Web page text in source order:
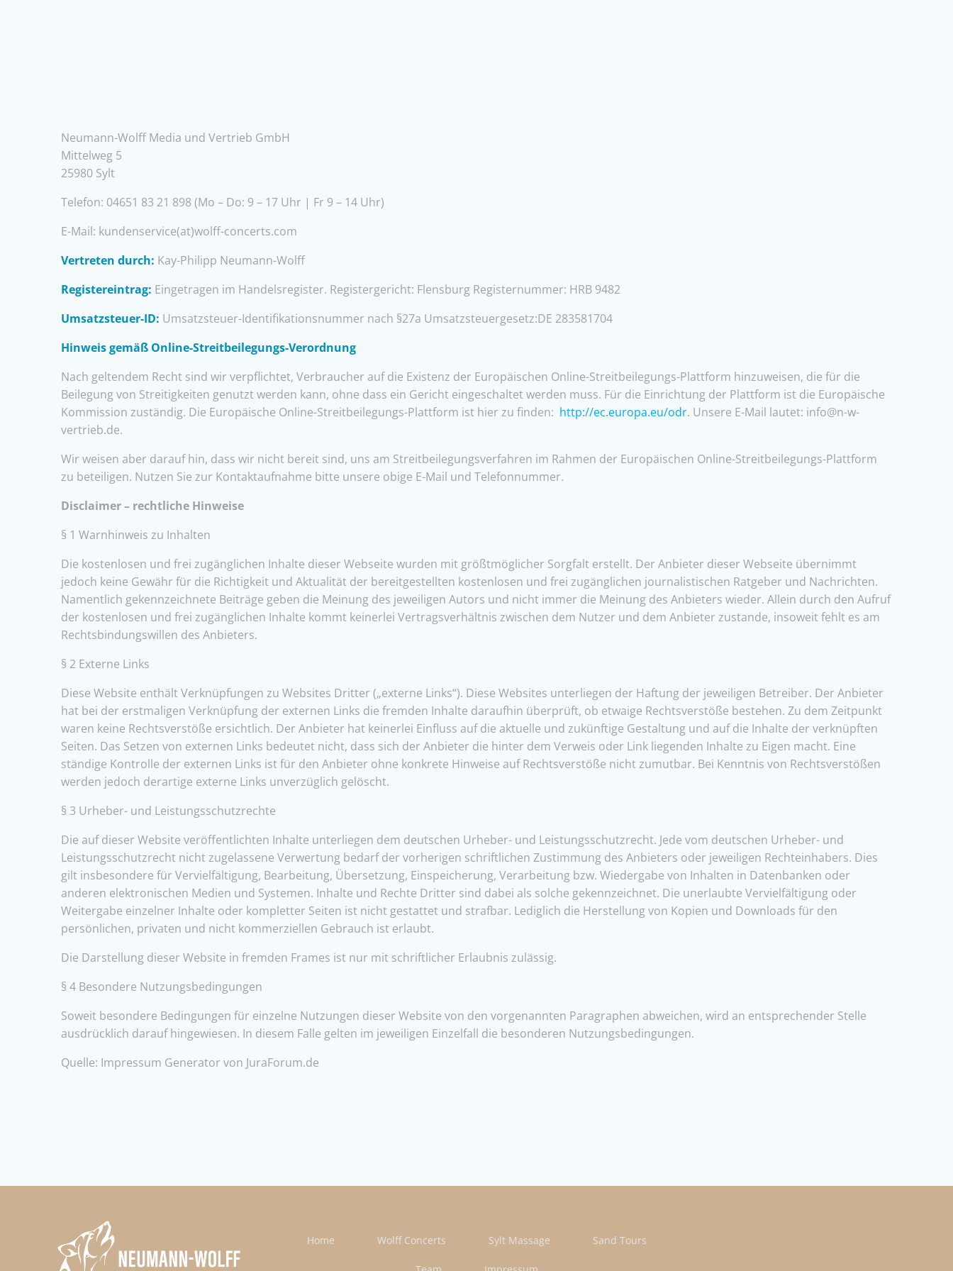
Neumann-Wolff Media und Vertrieb GmbH
Mittelweg 5
25980 Sylt
Telefon: 04651 83 21 898 (Mo – Do: 9 – 17 Uhr | Fr 9 – 14 Uhr)
E-Mail: kundenservice(at)wolff-concerts.com
Vertreten durch: Kay-Philipp Neumann-Wolff
Registereintrag: Eingetragen im Handelsregister. Registergericht: Flensburg Registernummer: HRB 9482
Umsatzsteuer-ID: Umsatzsteuer-Identifikationsnummer nach §27a Umsatzsteuergesetz:DE 283581704
Hinweis gemäß Online-Streitbeilegungs-Verordnung
Nach geltendem Recht sind wir verpflichtet, Verbraucher auf die Existenz der Europäischen Online-Streitbeilegungs-Plattform hinzuweisen, die für die
Beilegung von Streitigkeiten genutzt werden kann, ohne dass ein Gericht eingeschaltet werden muss. Für die Einrichtung der Plattform ist die Europäische
Kommission zuständig. Die Europäische Online-Streitbeilegungs-Plattform ist hier zu finden: http://ec.europa.eu/odr. Unsere E-Mail lautet: info@n-w-
vertrieb.de.
Wir weisen aber darauf hin, dass wir nicht bereit sind, uns am Streitbeilegungsverfahren im Rahmen der Europäischen Online-Streitbeilegungs-Plattform
zu beteiligen. Nutzen Sie zur Kontaktaufnahme bitte unsere obige E-Mail und Telefonnummer.
Disclaimer – rechtliche Hinweise
§ 1 Warnhinweis zu Inhalten
Die kostenlosen und frei zugänglichen Inhalte dieser Webseite wurden mit größtmöglicher Sorgfalt erstellt. Der Anbieter dieser Webseite übernimmt
jedoch keine Gewähr für die Richtigkeit und Aktualität der bereitgestellten kostenlosen und frei zugänglichen journalistischen Ratgeber und Nachrichten.
Namentlich gekennzeichnete Beiträge geben die Meinung des jeweiligen Autors und nicht immer die Meinung des Anbieters wieder. Allein durch den Aufruf
der kostenlosen und frei zugänglichen Inhalte kommt keinerlei Vertragsverhältnis zwischen dem Nutzer und dem Anbieter zustande, insoweit fehlt es am
Rechtsbindungswillen des Anbieters.
§ 2 Externe Links
Diese Website enthält Verknüpfungen zu Websites Dritter („externe Links“). Diese Websites unterliegen der Haftung der jeweiligen Betreiber. Der Anbieter
hat bei der erstmaligen Verknüpfung der externen Links die fremden Inhalte daraufhin überprüft, ob etwaige Rechtsverstöße bestehen. Zu dem Zeitpunkt
waren keine Rechtsverstöße ersichtlich. Der Anbieter hat keinerlei Einfluss auf die aktuelle und zukünftige Gestaltung und auf die Inhalte der verknüpften
Seiten. Das Setzen von externen Links bedeutet nicht, dass sich der Anbieter die hinter dem Verweis oder Link liegenden Inhalte zu Eigen macht. Eine
ständige Kontrolle der externen Links ist für den Anbieter ohne konkrete Hinweise auf Rechtsverstöße nicht zumutbar. Bei Kenntnis von Rechtsverstößen
werden jedoch derartige externe Links unverzüglich gelöscht.
§ 3 Urheber- und Leistungsschutzrechte
Die auf dieser Website veröffentlichten Inhalte unterliegen dem deutschen Urheber- und Leistungsschutzrecht. Jede vom deutschen Urheber- und
Leistungsschutzrecht nicht zugelassene Verwertung bedarf der vorherigen schriftlichen Zustimmung des Anbieters oder jeweiligen Rechteinhabers. Dies
gilt insbesondere für Vervielfältigung, Bearbeitung, Übersetzung, Einspeicherung, Verarbeitung bzw. Wiedergabe von Inhalten in Datenbanken oder
anderen elektronischen Medien und Systemen. Inhalte und Rechte Dritter sind dabei als solche gekennzeichnet. Die unerlaubte Vervielfältigung oder
Weitergabe einzelner Inhalte oder kompletter Seiten ist nicht gestattet und strafbar. Lediglich die Herstellung von Kopien und Downloads für den
persönlichen, privaten und nicht kommerziellen Gebrauch ist erlaubt.
Die Darstellung dieser Website in fremden Frames ist nur mit schriftlicher Erlaubnis zulässig.
§ 4 Besondere Nutzungsbedingungen
Soweit besondere Bedingungen für einzelne Nutzungen dieser Website von den vorgenannten Paragraphen abweichen, wird an entsprechender Stelle
ausdrücklich darauf hingewiesen. In diesem Falle gelten im jeweiligen Einzelfall die besonderen Nutzungsbedingungen.
Quelle: Impressum Generator von JuraForum.de
Home Wolff Concerts Sylt Massage Sand Tours